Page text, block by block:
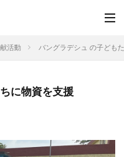
活動 バングラデシュ の子ども
に物資を支援